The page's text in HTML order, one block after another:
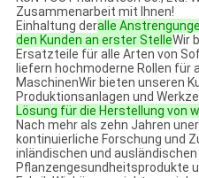
Zusammenarbeit mit Ihnen!
Einhaltung deralle
den Kunden an erster StelleWir
Ersatzteile für alle Arten von
liefern hochmoderne Rollen für
MaschinenWir bieten unseren
Produktionsanlagen und
Lösung für die Herstellung von
Nach mehr als zehn Jahren
kontinuierliche Forschung und
inländischen und
Pflanzengesundheitsprodukte